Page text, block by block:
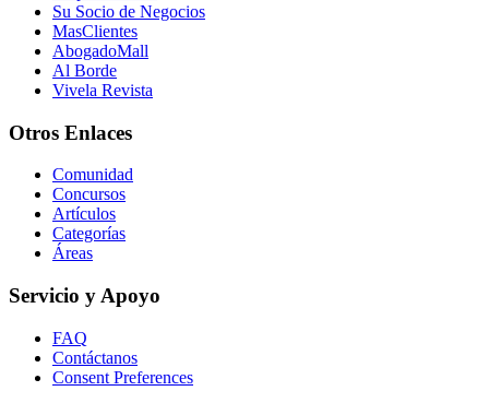
Su Socio de Negocios
MasClientes
AbogadoMall
Al Borde
Vivela Revista
Otros Enlaces
Comunidad
Concursos
Artículos
Categorías
Áreas
Servicio y Apoyo
FAQ
Contáctanos
Consent Preferences